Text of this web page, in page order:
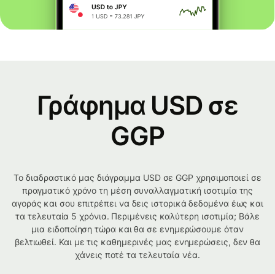
Γράφημα USD σε
GGP
Το διαδραστικό μας διάγραμμα USD σε GGP χρησιμοποιεί σε
πραγματικό χρόνο τη μέση συναλλαγματική ισοτιμία της
αγοράς και σου επιτρέπει να δεις ιστορικά δεδομένα έως και
τα τελευταία 5 χρόνια. Περιμένεις καλύτερη ισοτιμία; Βάλε
μια ειδοποίηση τώρα και θα σε ενημερώσουμε όταν
βελτιωθεί. Και με τις καθημερινές μας ενημερώσεις, δεν θα
χάνεις ποτέ τα τελευταία νέα.